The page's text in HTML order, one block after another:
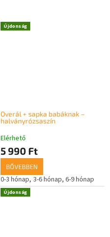
Újdonság
Overál + sapka babáknak –
halványrózsaszín
Elérhető
5 990 Ft
BŐVEBBEN
0-3 hónap 3-6 hónap 6-9 hónap
Újdonság